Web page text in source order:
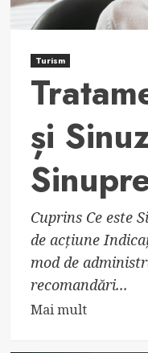
Turism
și
Cuprins Ce este
de acțiune
mod de
recomandări...
Mai multRead
about